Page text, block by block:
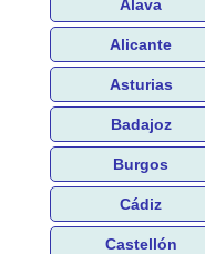
Álava
Alicante
Asturias
Badajoz
Burgos
Cádiz
Castellón